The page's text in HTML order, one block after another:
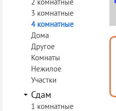
3 комнатные
4 комнатные
Дома
Другое
Комнаты
Нежилое
Участки
Сдам
1 комнатные